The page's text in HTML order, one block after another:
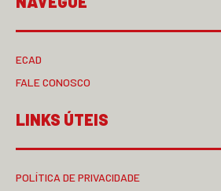
ECAD
FALE CONOSCO
LINKS ÚTEIS
POLÍTICA DE PRIVACIDADE